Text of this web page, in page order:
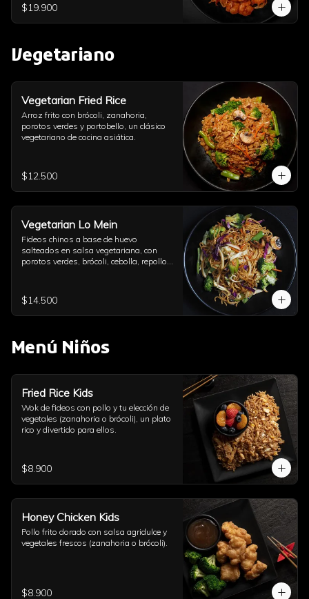
$19.900
Vegetariano
Vegetarian Fried Rice
Arroz frito con brócoli, zanahoria,
porotos verdes y portobello, un clásico
vegetariano de cocina asiática.
$12.500
Vegetarian Lo Mein
Fideos chinos a base de huevo
salteados en salsa vegetariana, con
porotos verdes, brócoli, cebolla, repollo,
$14.500
Menú Niños
Fried Rice Kids
Wok de fideos con pollo y tu elección de
vegetales (zanahoria o brócoli), un plato
rico y divertido para ellos.
$8.900
Honey Chicken Kids
Pollo frito dorado con salsa agridulce y
vegetales frescos (zanahoria o brócoli).
$8.900